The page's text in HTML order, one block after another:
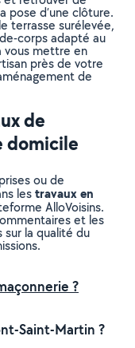
pose d’une clôture.
terrasse surélevée,
corps adapté au
vous mettre en
près de votre
de
de
domicile
ou de
lestravaux en
AlloVoisins.
et les
sur la qualité du
?
Saint-Martin ?